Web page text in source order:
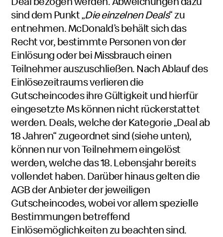
sind dem Punkt „Die einzelnen Deals“ zu
entnehmen. McDonald’s behält sich das
Recht vor, bestimmte Personen von der
Einlösung oder bei Missbrauch einen
Teilnehmer auszuschließen. Nach Ablauf des
Einlösezeitraums verlieren die
Gutscheincodes ihre Gültigkeit und hierfür
eingesetzte Ms können nicht rückerstattet
werden. Deals, welche der Kategorie „Deal ab
18 Jahren“ zugeordnet sind (siehe unten),
können nur von Teilnehmern eingelöst
werden, welche das 18. Lebensjahr bereits
vollendet haben. Darüber hinaus gelten die
AGB der Anbieter der jeweiligen
Gutscheincodes, wobei vor allem spezielle
Bestimmungen betreffend
Einlösemöglichkeiten zu beachten sind.